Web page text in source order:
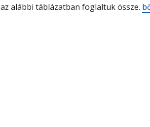
az alábbi táblázatban foglaltuk össze.